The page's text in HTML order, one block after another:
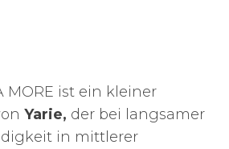
MORE ist ein kleiner
Yarie, der bei langsamer
in mittlerer